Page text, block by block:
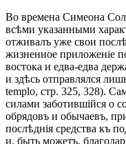
Во времена Симеона
всѣми указанными
отживалъ уже свои
жизненное приложеніе
востока и едва-едва
и здѣсь отправлялся
templo, стр. 325, 328).
силами заботившійся о
обрядовъ и обычаевъ,
послѣднія средства къ
и, быть можетъ,